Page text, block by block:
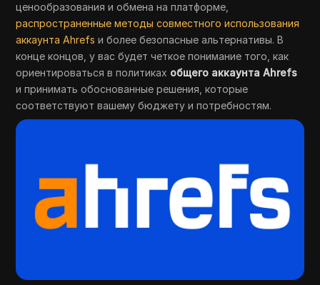
ценообразования и обмена на платформе,
распространенные методы совместного использования
аккаунта Ahrefs и более безопасные альтернативы. В
конце концов, у вас будет четкое понимание того, как
ориентироваться в политиках общего аккаунта Ahrefs
и принимать обоснованные решения, которые
соответствуют вашему бюджету и потребностям.